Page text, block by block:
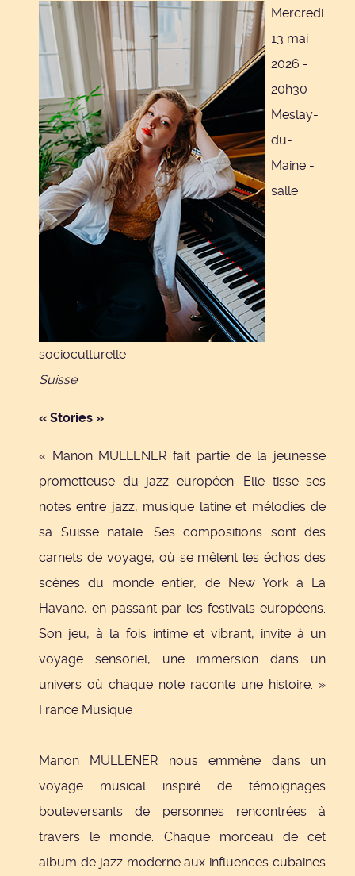
Mercredi
13 mai
2026 -
20h30
Meslay-
du-
Maine -
salle
socioculturelle
Suisse
« Stories »
« Manon MULLENER fait partie de la jeunesse
prometteuse du jazz européen. Elle tisse ses
notes entre jazz, musique latine et mélodies de
sa Suisse natale. Ses compositions sont des
carnets de voyage, où se mêlent les échos des
scènes du monde entier, de New York à La
Havane, en passant par les festivals européens.
Son jeu, à la fois intime et vibrant, invite à un
voyage sensoriel, une immersion dans un
univers où chaque note raconte une histoire. »
France Musique
Manon MULLENER nous emmène dans un
voyage musical inspiré de témoignages
bouleversants de personnes rencontrées à
travers le monde. Chaque morceau de cet
album de jazz moderne aux influences cubaines